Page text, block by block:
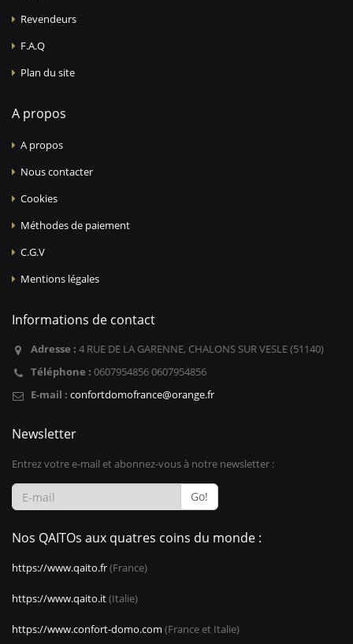
Revendeurs
F.A.Q
Plan du site
A propos
A propos
Nous contacter
Cookies
Méthodes de paiement
C.G.V
Mentions légales
Informations de contact
Adresse : 4 RUE DE LA GARENNE, CHALONS SUR VESLE (51140)
Téléphone : 0607954856 0607954856
E-mail : confortdomofrance@orange.fr
Newsletter
Entrez votre e-mail et abonnez-vous à notre newsletter :
Go!
Nos QAITOs aux quatres coins du monde :
https://www.qaito.fr(France)
https://www.qaito.it(Italie)
https://www.confort-domo.com (France et Italie)